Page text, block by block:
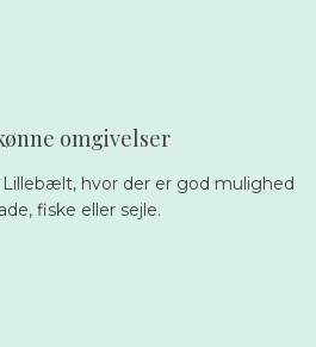
omgivelser
hvor der er god mulighed
fiske eller sejle.